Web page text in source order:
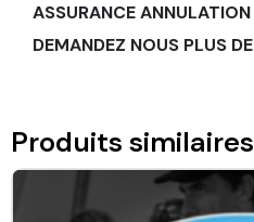
ASSURANCE
DEMANDEZ NOUS PLUS
Produits similaires